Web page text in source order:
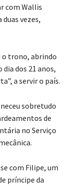
com Wallis
vezes,
o trono, abrindo
dos 21 anos,
a servir o país.
sobretudo
de
no Serviço
com Filipe, um
príncipe da